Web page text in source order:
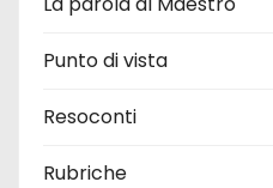
Punto di vista
Resoconti
Rubriche